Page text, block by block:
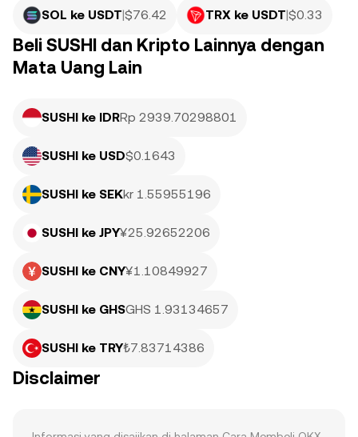
SOL ke USDT|$76.42 TRX ke USDT|$0.33
Beli SUSHI dan Kripto Lainnya dengan
Mata Uang Lain
SUSHI ke IDRRp 2939.70298801
SUSHI ke USD$0.1643
SUSHI ke SEKkr 1.55955196
SUSHI ke JPY¥25.92652206
SUSHI ke CNY¥1.10849927
SUSHI ke GHSGHS 1.93134657
SUSHI ke TRY₺7.83714386
Disclaimer